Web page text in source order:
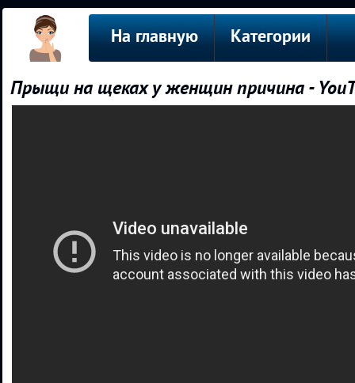
На главную Категории
Прыщи на щеках у женщин причина -